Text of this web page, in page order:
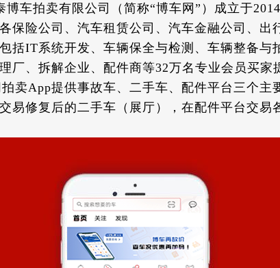
车拍卖有限公司（简称“博车网”）成立于
保险公司、汽车租赁公司、汽车金融公司、
括IT系统开发、车辆保全与检测、车辆整备
厂、拆解企业、配件商等32万名专业会员买家
App提供事故车、二手车、配件平台三个主
易修复后的二手车（展厅），在配件平台交